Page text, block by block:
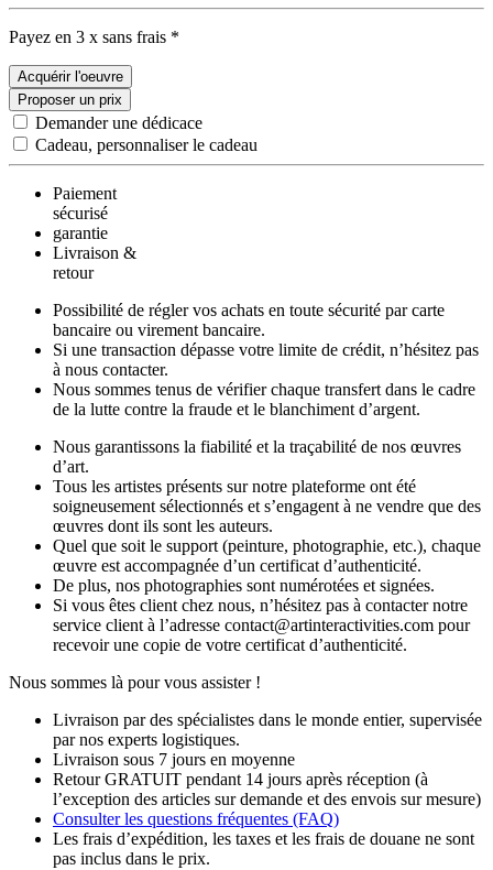
Payez en 3 x sans frais *
Acquérir l'oeuvre
Proposer un prix
Demander une dédicace
Cadeau, personnaliser le cadeau
Paiement
sécurisé
garantie
Livraison &
retour
Possibilité de régler vos achats en toute sécurité par carte
bancaire ou virement bancaire.
Si une transaction dépasse votre limite de crédit, n’hésitez pas
à nous contacter.
Nous sommes tenus de vérifier chaque transfert dans le cadre
de la lutte contre la fraude et le blanchiment d’argent.
Nous garantissons la fiabilité et la traçabilité de nos œuvres
d’art.
Tous les artistes présents sur notre plateforme ont été
soigneusement sélectionnés et s’engagent à ne vendre que des
œuvres dont ils sont les auteurs.
Quel que soit le support (peinture, photographie, etc.), chaque
œuvre est accompagnée d’un certificat d’authenticité.
De plus, nos photographies sont numérotées et signées.
Si vous êtes client chez nous, n’hésitez pas à contacter notre
service client à l’adresse contact@artinteractivities.com pour
recevoir une copie de votre certificat d’authenticité.
Nous sommes là pour vous assister !
Livraison par des spécialistes dans le monde entier, supervisée
par nos experts logistiques.
Livraison sous 7 jours en moyenne
Retour GRATUIT pendant 14 jours après réception (à
l’exception des articles sur demande et des envois sur mesure)
Consulter les questions fréquentes (FAQ)
Les frais d’expédition, les taxes et les frais de douane ne sont
pas inclus dans le prix.